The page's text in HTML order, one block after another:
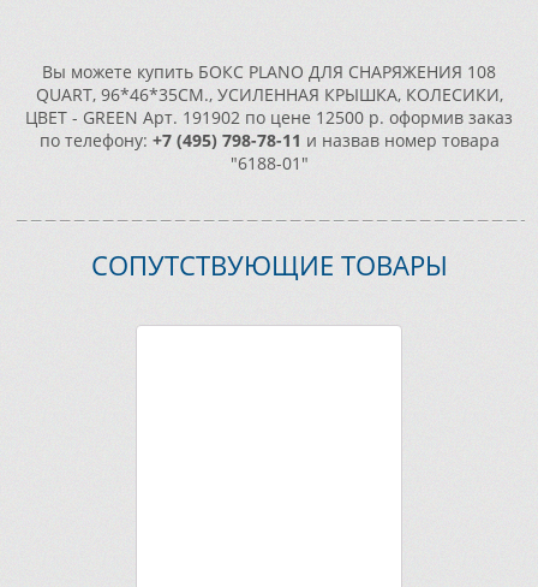
Вы можете купить БОКС PLANO ДЛЯ СНАРЯЖЕНИЯ 108
QUART, 96*46*35СМ., УСИЛЕННАЯ КРЫШКА, КОЛЕСИКИ,
ЦВЕТ - GREEN Арт. 191902 по цене 12500 р. оформив заказ
по телефону: +7 (495) 798-78-11 и назвав номер товара
"6188-01"
СОПУТСТВУЮЩИЕ ТОВАРЫ